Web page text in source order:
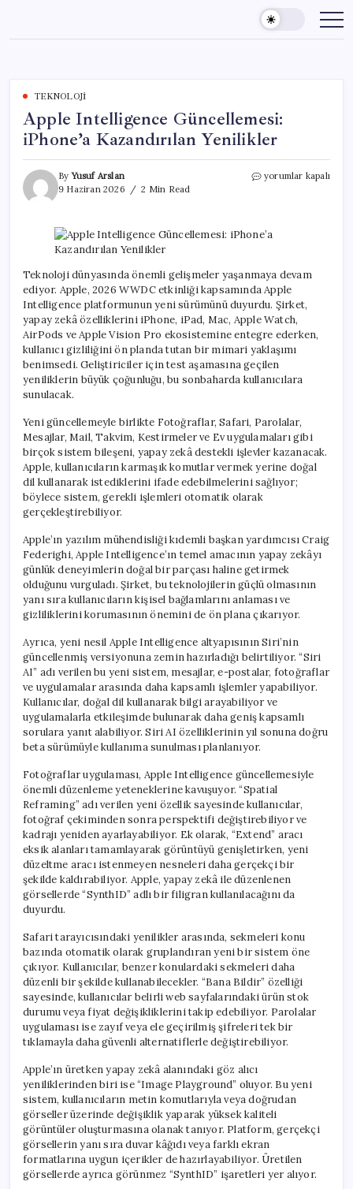
content
TEKNOLOJI
Apple Intelligence Güncellemesi:
iPhone’a Kazandırılan Yenilikler
ByYusuf Arslan
9 Haziran 2026
2 Min Read
Apple
Kazandırılan
Yenilikler
yorumlar kapalı
Teknoloji dünyasında önemli gelişmeler yaşanmaya devam
ediyor. Apple, 2026 WWDC etkinliği kapsamında Apple
Intelligence platformunun yeni sürümünü duyurdu. Şirket,
yapay zekâ özelliklerini iPhone, iPad, Mac, Apple Watch,
AirPods ve Apple Vision Pro ekosistemine entegre ederken,
kullanıcı gizliliğini ön planda tutan bir mimari yaklaşımı
benimsedi. Geliştiriciler için test aşamasına geçilen
yeniliklerin büyük çoğunluğu, bu sonbaharda kullanıcılara
sunulacak.
Yeni güncellemeyle birlikte Fotoğraflar, Safari, Parolalar,
Mesajlar, Mail, Takvim, Kestirmeler ve Ev uygulamaları gibi
birçok sistem bileşeni, yapay zekâ destekli işlevler kazanacak.
Apple, kullanıcıların karmaşık komutlar vermek yerine doğal
dil kullanarak istediklerini ifade edebilmelerini sağlıyor;
böylece sistem, gerekli işlemleri otomatik olarak
gerçekleştirebiliyor.
Apple’ın yazılım mühendisliği kıdemli başkan yardımcısı Craig
Federighi, Apple Intelligence’ın temel amacının yapay zekâyı
günlük deneyimlerin doğal bir parçası haline getirmek
olduğunu vurguladı. Şirket, bu teknolojilerin güçlü olmasının
yanı sıra kullanıcıların kişisel bağlamlarını anlaması ve
gizliliklerini korumasının önemini de ön plana çıkarıyor.
Ayrıca, yeni nesil Apple Intelligence altyapısının Siri’nin
güncellenmiş versiyonuna zemin hazırladığı belirtiliyor. “Siri
AI” adı verilen bu yeni sistem, mesajlar, e-postalar, fotoğraflar
ve uygulamalar arasında daha kapsamlı işlemler yapabiliyor.
Kullanıcılar, doğal dil kullanarak bilgi arayabiliyor ve
uygulamalarla etkileşimde bulunarak daha geniş kapsamlı
sorulara yanıt alabiliyor. Siri AI özelliklerinin yıl sonuna doğru
beta sürümüyle kullanıma sunulması planlanıyor.
Fotoğraflar uygulaması, Apple Intelligence güncellemesiyle
önemli düzenleme yeteneklerine kavuşuyor. “Spatial
Reframing” adı verilen yeni özellik sayesinde kullanıcılar,
fotoğraf çekiminden sonra perspektifi değiştirebiliyor ve
kadrajı yeniden ayarlayabiliyor. Ek olarak, “Extend” aracı
eksik alanları tamamlayarak görüntüyü genişletirken, yeni
düzeltme aracı istenmeyen nesneleri daha gerçekçi bir
şekilde kaldırabiliyor. Apple, yapay zekâ ile düzenlenen
görsellerde “SynthID” adlı bir filigran kullanılacağını da
duyurdu.
Safari tarayıcısındaki yenilikler arasında, sekmeleri konu
bazında otomatik olarak gruplandıran yeni bir sistem öne
çıkıyor. Kullanıcılar, benzer konulardaki sekmeleri daha
düzenli bir şekilde kullanabilecekler. “Bana Bildir” özelliği
sayesinde, kullanıcılar belirli web sayfalarındaki ürün stok
durumu veya fiyat değişikliklerini takip edebiliyor. Parolalar
uygulaması ise zayıf veya ele geçirilmiş şifreleri tek bir
tıklamayla daha güvenli alternatiflerle değiştirebiliyor.
Apple’ın üretken yapay zekâ alanındaki göz alıcı
yeniliklerinden biri ise “Image Playground” oluyor. Bu yeni
sistem, kullanıcıların metin komutlarıyla veya doğrudan
görseller üzerinde değişiklik yaparak yüksek kaliteli
görüntüler oluşturmasına olanak tanıyor. Platform, gerçekçi
görsellerin yanı sıra duvar kâğıdı veya farklı ekran
formatlarına uygun içerikler de hazırlayabiliyor. Üretilen
görsellerde ayrıca görünmez “SynthID” işaretleri yer alıyor.